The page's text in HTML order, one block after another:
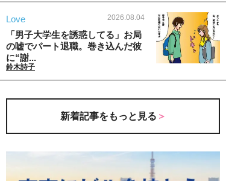
Love 2026.08.04
「男子大学生を誘惑してる」お局
の嘘でパート退職。巻き込んだ彼
に“謝...
鈴木詩子
新着記事をもっと見る